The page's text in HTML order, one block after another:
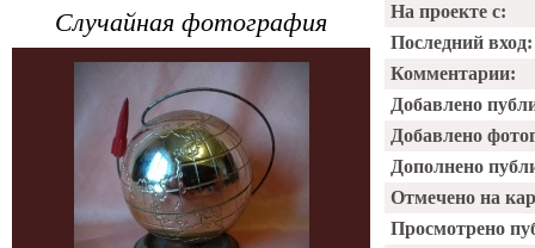
Случайная фотография
На проекте с:
Последний вход:
Комментарии:
Добавлено
Добавлено
Дополнено
Отмечено на
Просмотрено